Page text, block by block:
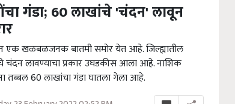
गंडा; 60 लाखांचे 'चंदन' लावून
एक खळबळजनक बातमी समोर येत आहे. जिल्ह्यातील
चंदन लावण्याचा प्रकार उघडकीस आला आहे. नाशिक
तब्बल 60 लाखांचा गंडा घातला गेला आहे.